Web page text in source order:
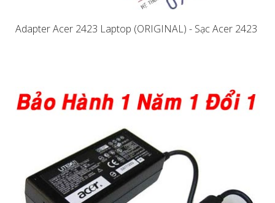
Adapter Acer 2423 Laptop (ORIGINAL) - Sạc Acer 2423